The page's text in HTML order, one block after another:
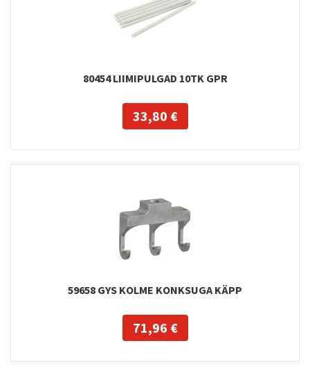
80454 LIIMIPULGAD 10TK GPR
33,80 €
59658 GYS KOLME KONKSUGA KÄPP
71,96 €